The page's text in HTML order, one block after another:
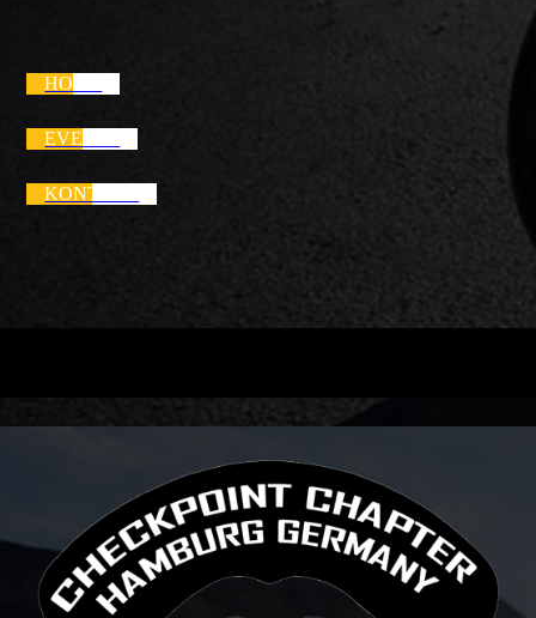
HOME
EVENTS
KONTAKT